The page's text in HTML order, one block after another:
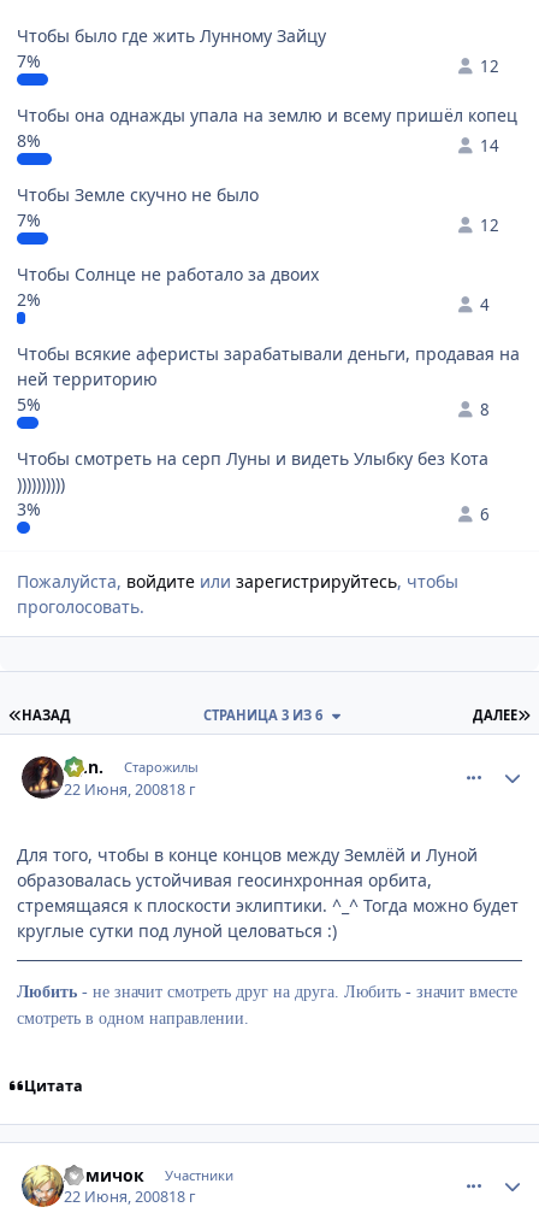
Чтобы было где жить Лунному Зайцу
7%
12
Чтобы она однажды упала на землю и всему пришёл копец
8%
14
Чтобы Земле скучно не было
7%
12
Чтобы Солнце не работало за двоих
2%
4
Чтобы всякие аферисты зарабатывали деньги, продавая на
ней территорию
5%
8
Чтобы смотреть на серп Луны и видеть Улыбку без Кота
))))))))))
3%
6
Пожалуйста, войдите или зарегистрируйтесь, чтобы
проголосовать.
ПЕРВАЯ СТРАНИЦА
НАЗАД ДАЛЕЕ
СТРАНИЦА 3 ИЗ 6
a.j.n. Старожилы
22 Июня, 200818 г
Для того, чтобы в конце концов между Землёй и Луной
образовалась устойчивая геосинхронная орбита,
стремящаяся к плоскости эклиптики. ^_^ Тогда можно будет
круглые сутки под луной целоваться :)
Любить - не значит смотреть друг на друга. Любить - значит вместе
смотреть в одном направлении.
Цитата
Хомичок Участники
22 Июня, 200818 г